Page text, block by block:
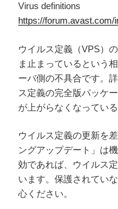
Virus definitions
https://forum.avast.com/
ウイルス定義（VPS）
ま止まっているという
ーバ側の不具合です。
ス定義の完全版パッケ
が上がらなくなっている
ウイルス定義の更新を
ングアップデート」は
効であれば、ウイルス
います。保護されてい
心ください。